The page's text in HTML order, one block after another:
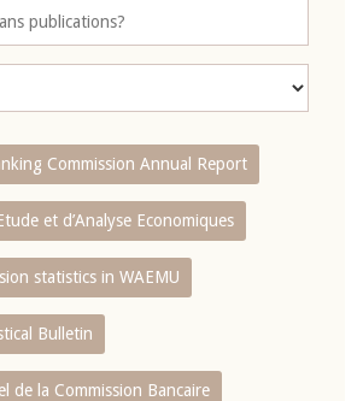
Commission Annual Report
et d’Analyse Economiques
statistics in WAEMU
Bulletin
de la Commission Bancaire